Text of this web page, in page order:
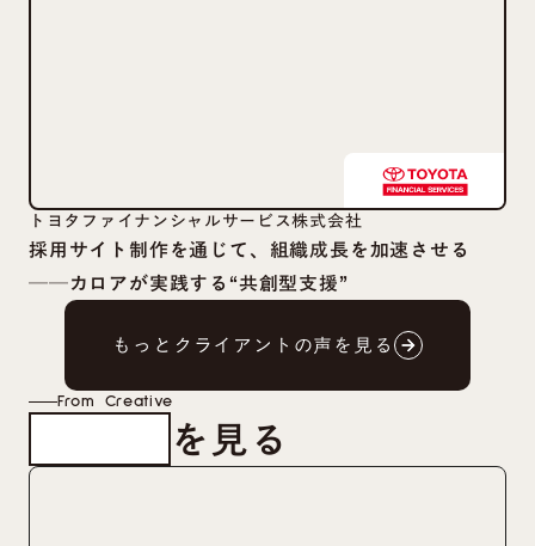
トヨタファイナンシャルサービス株式会社
採用サイト制作を通じて、組織成長を加速させる
──カロアが実践する“共創型支援”
もっとクライアントの声を見る
arrow_forward
arrow_forward
From Creative を見る